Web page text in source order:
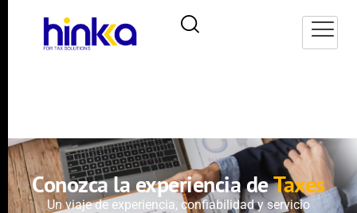
Conozca la experiencia deTaxes
Un viaje de experiencia, confiabilidad y servicio